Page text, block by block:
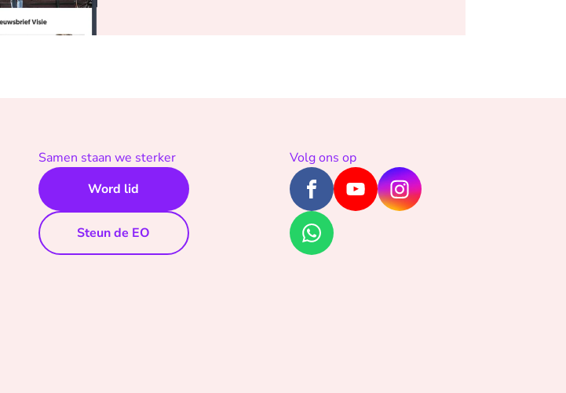
Samen staan we sterker
Word lid
Steun de EO
Volg ons op